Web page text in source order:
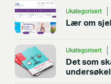
Ukategorisert
Lær om
Ukategorisert
Det som
betydning